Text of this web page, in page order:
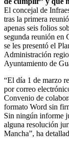
El concejal de
tras la primera
apenas seis folios
segunda reunión en
se les presentó el
Administración
Ayuntamiento de
“El día 1 de marzo
por correo
Convenio de
formato Word sin
Sin ningún informe
alguna resolución
Mancha”, ha